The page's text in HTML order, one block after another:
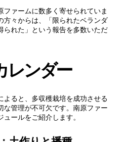
ファームに数多く寄せられていま
方々からは、「限られたベランダ
られた」という報告を多数いただ
レンダー
よると、多収穫栽培を成功させる
な管理が不可欠です。南原ファー
ールをご紹介します。